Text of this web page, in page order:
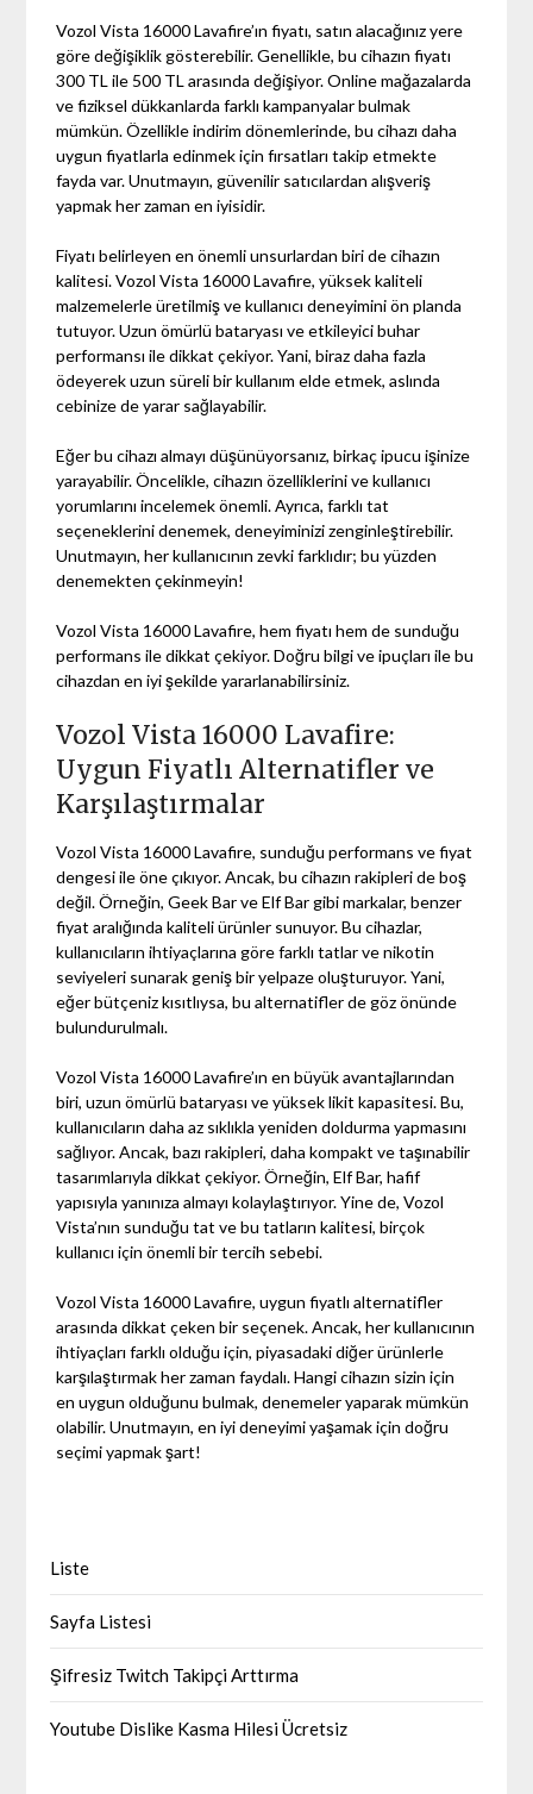
Vozol Vista 16000 Lavafire’ın fiyatı, satın alacağınız yere
göre değişiklik gösterebilir. Genellikle, bu cihazın fiyatı
300 TL ile 500 TL arasında değişiyor. Online mağazalarda
ve fiziksel dükkanlarda farklı kampanyalar bulmak
mümkün. Özellikle indirim dönemlerinde, bu cihazı daha
uygun fiyatlarla edinmek için fırsatları takip etmekte
fayda var. Unutmayın, güvenilir satıcılardan alışveriş
yapmak her zaman en iyisidir.
Fiyatı belirleyen en önemli unsurlardan biri de cihazın
kalitesi. Vozol Vista 16000 Lavafire, yüksek kaliteli
malzemelerle üretilmiş ve kullanıcı deneyimini ön planda
tutuyor. Uzun ömürlü bataryası ve etkileyici buhar
performansı ile dikkat çekiyor. Yani, biraz daha fazla
ödeyerek uzun süreli bir kullanım elde etmek, aslında
cebinize de yarar sağlayabilir.
Eğer bu cihazı almayı düşünüyorsanız, birkaç ipucu işinize
yarayabilir. Öncelikle, cihazın özelliklerini ve kullanıcı
yorumlarını incelemek önemli. Ayrıca, farklı tat
seçeneklerini denemek, deneyiminizi zenginleştirebilir.
Unutmayın, her kullanıcının zevki farklıdır; bu yüzden
denemekten çekinmeyin!
Vozol Vista 16000 Lavafire, hem fiyatı hem de sunduğu
performans ile dikkat çekiyor. Doğru bilgi ve ipuçları ile bu
cihazdan en iyi şekilde yararlanabilirsiniz.
Vozol Vista 16000 Lavafire:
Uygun Fiyatlı Alternatifler ve
Karşılaştırmalar
Vozol Vista 16000 Lavafire, sunduğu performans ve fiyat
dengesi ile öne çıkıyor. Ancak, bu cihazın rakipleri de boş
değil. Örneğin, Geek Bar ve Elf Bar gibi markalar, benzer
fiyat aralığında kaliteli ürünler sunuyor. Bu cihazlar,
kullanıcıların ihtiyaçlarına göre farklı tatlar ve nikotin
seviyeleri sunarak geniş bir yelpaze oluşturuyor. Yani,
eğer bütçeniz kısıtlıysa, bu alternatifler de göz önünde
bulundurulmalı.
Vozol Vista 16000 Lavafire’ın en büyük avantajlarından
biri, uzun ömürlü bataryası ve yüksek likit kapasitesi. Bu,
kullanıcıların daha az sıklıkla yeniden doldurma yapmasını
sağlıyor. Ancak, bazı rakipleri, daha kompakt ve taşınabilir
tasarımlarıyla dikkat çekiyor. Örneğin, Elf Bar, hafif
yapısıyla yanınıza almayı kolaylaştırıyor. Yine de, Vozol
Vista’nın sunduğu tat ve bu tatların kalitesi, birçok
kullanıcı için önemli bir tercih sebebi.
Vozol Vista 16000 Lavafire, uygun fiyatlı alternatifler
arasında dikkat çeken bir seçenek. Ancak, her kullanıcının
ihtiyaçları farklı olduğu için, piyasadaki diğer ürünlerle
karşılaştırmak her zaman faydalı. Hangi cihazın sizin için
en uygun olduğunu bulmak, denemeler yaparak mümkün
olabilir. Unutmayın, en iyi deneyimi yaşamak için doğru
seçimi yapmak şart!
Liste
Sayfa Listesi
Şifresiz Twitch Takipçi Arttırma
Youtube Dislike Kasma Hilesi Ücretsiz